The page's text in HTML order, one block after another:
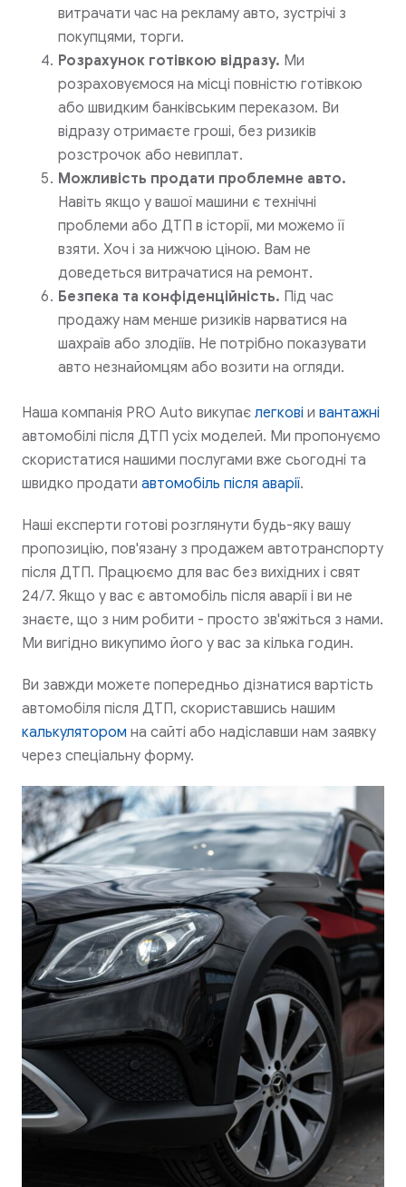
витрачати час на рекламу авто, зустрічі з
покупцями, торги.
Розрахунок готівкою відразу. Ми
розраховуємося на місці повністю готівкою
або швидким банківським переказом. Ви
відразу отримаєте гроші, без ризиків
розстрочок або невиплат.
Можливість продати проблемне авто.
Навіть якщо у вашої машини є технічні
проблеми або ДТП в історії, ми можемо її
взяти. Хоч і за нижчою ціною. Вам не
доведеться витрачатися на ремонт.
Безпека та конфіденційність. Під час
продажу нам менше ризиків нарватися на
шахраїв або злодіїв. Не потрібно показувати
авто незнайомцям або возити на огляди.
Наша компанія PRO Auto викупаєлегкові ивантажні
автомобілі після ДТП усіх моделей. Ми пропонуємо
скористатися нашими послугами вже сьогодні та
швидко продатиавтомобіль після аварії.
Наші експерти готові розглянути будь-яку вашу
пропозицію, пов'язану з продажем автотранспорту
після ДТП. Працюємо для вас без вихідних і свят
24/7. Якщо у вас є автомобіль після аварії і ви не
знаєте, що з ним робити - просто зв'яжіться з нами.
Ми вигідно викупимо його у вас за кілька годин.
Ви завжди можете попередньо дізнатися вартість
автомобіля після ДТП, скориставшись нашим
калькулятором на сайті або надіславши нам заявку
через спеціальну форму.